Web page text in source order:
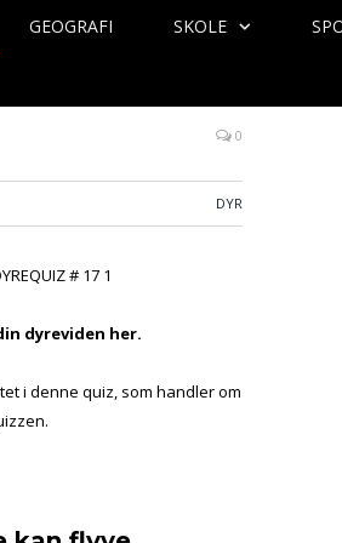
GEOGRAFI SKOLE
0
DYR
dyreviden her.
i denne quiz, som handler om